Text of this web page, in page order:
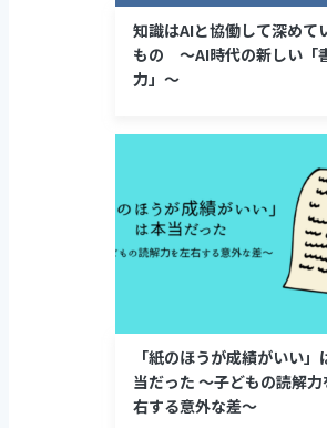
知識はAIと協働して深めて
もの 〜AI時代の新しい「
力」〜
「紙のほうが成績がいい」
当だった 〜子どもの読解力
右する意外な差〜